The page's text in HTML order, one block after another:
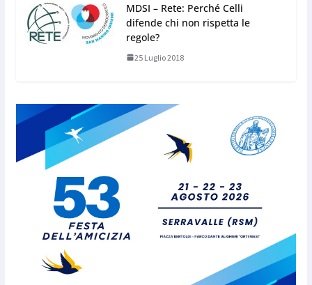
MDSI – Rete: Perché Celli
difende chi non rispetta le
regole?
25 Luglio 2018